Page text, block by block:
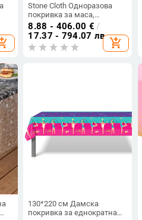
Stone Cloth Одноразова
покривка за маса,
изключително дебела,
водоустойчива и
устойчива на масло, за
ресторанти и хотели,
8.88 - 406.00 € /
17.37 - 794.07 лв
add_shopping_cart
130*220 см Дамска
покривка за еднократна